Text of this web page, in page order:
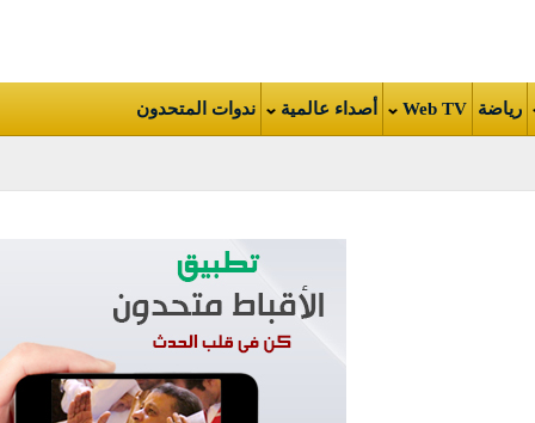
Web TV أصداء عالمية ندوات المتحدون